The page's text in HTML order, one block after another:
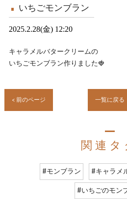
いちごモンブラン
2025.2.28(金) 12:20
キャラメルバタークリームの
いちごモンブラン作りました🍓
< 前のページ 一覧に戻る
関連タ
#モンブラン
#キャラメ
#いちごのモン